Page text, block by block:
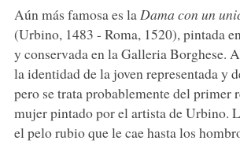
Aún más famosa es la Dama con un
(Urbino, 1483 - Roma, 1520), pintada
y conservada en la Galleria Borghese.
la identidad de la joven representada y
pero se trata probablemente del primer
mujer pintado por el artista de Urbino.
el pelo rubio que le cae hasta los